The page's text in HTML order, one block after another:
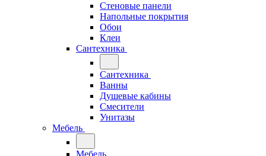
Стеновые панели
Напольные покрытия
Обои
Клеи
Сантехника
Сантехника
Ванны
Душевые кабины
Смесители
Унитазы
Мебель
Мебель